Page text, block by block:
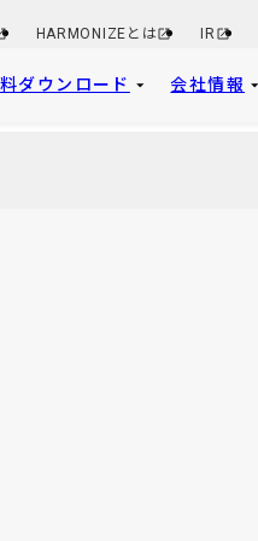
HARMONIZEとは IR
ダウンロード 会社情報